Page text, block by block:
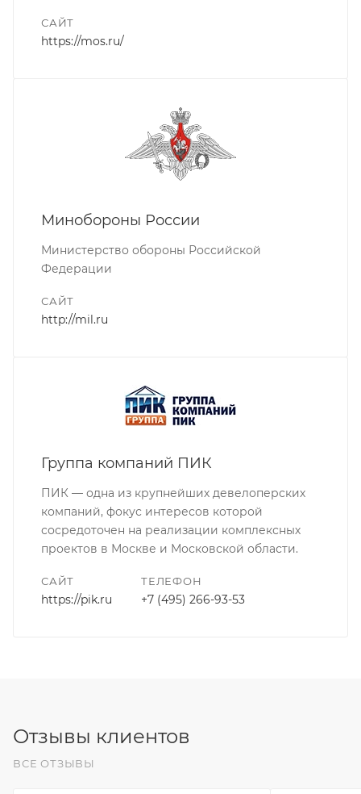
САЙТ
https://mos.ru/
Минобороны России
Министерство обороны Российской
Федерации
САЙТ
http://mil.ru
Группа компаний ПИК
ПИК — одна из крупнейших девелоперских
компаний, фокус интересов которой
сосредоточен на реализации комплексных
проектов в Москве и Московской области.
САЙТ
https://pik.ru
ТЕЛЕФОН
+7 (495) 266-93-53
Отзывы клиентов
ВСЕ ОТЗЫВЫ